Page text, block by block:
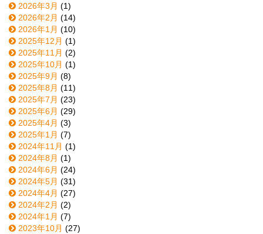
2026年3月 (1)
2026年2月 (14)
2026年1月 (10)
2025年12月 (1)
2025年11月 (2)
2025年10月 (1)
2025年9月 (8)
2025年8月 (11)
2025年7月 (23)
2025年6月 (29)
2025年4月 (3)
2025年1月 (7)
2024年11月 (1)
2024年8月 (1)
2024年6月 (24)
2024年5月 (31)
2024年4月 (27)
2024年2月 (2)
2024年1月 (7)
2023年10月 (27)